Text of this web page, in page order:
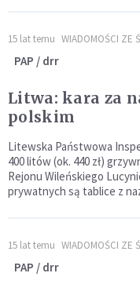
15 lat temu WIADOMOŚCI ZE
PAP / drr
Litwa: kara za
polskim
Litewska Państwowa
400 litów (ok. 440 zł)
Rejonu Wileńskiego
prywatnych są tablice z
15 lat temu WIADOMOŚCI ZE
PAP / drr